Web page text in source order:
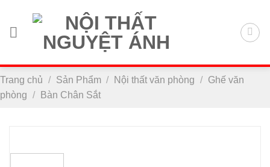
nội
Trang chủ / Sản Phẩm / Nội thất văn phòng / Ghế văn
phòng / Bàn Chân Sắt